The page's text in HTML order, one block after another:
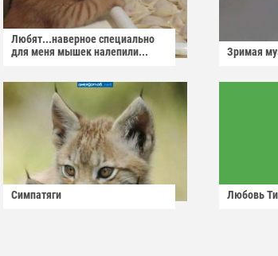
Любят...наверное специально
для меня мышек налепили...
Зримая
Симпатяги Любовь